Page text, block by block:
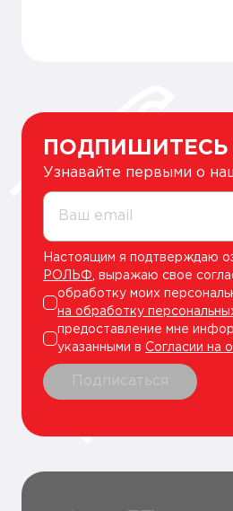
Узнавайте первыми о
Ваш email
Настоящим я подтверждаю
РОЛЬФ , выражаю свое
обработку моих
на обработку
предоставление мне
указанными в Согласии на
Подписаться